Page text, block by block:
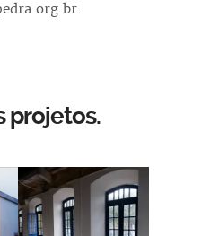
projetos.